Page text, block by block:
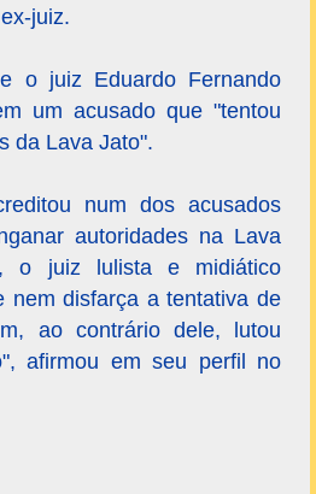
juiz.
o juiz Eduardo Fernando
um acusado que "tentou
da Lava Jato".
num dos acusados
autoridades na Lava
o juiz lulista e midiático
nem disfarça a tentativa de
ao contrário dele, lutou
afirmou em seu perfil no